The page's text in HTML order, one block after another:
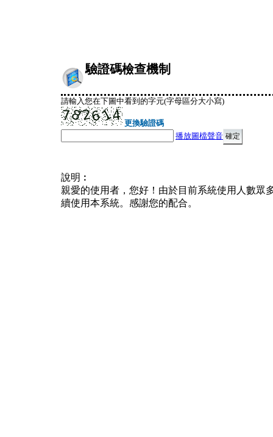
驗證碼檢查機制
請輸入您在下圖中看到的字元(字母區分大小寫)
更換驗證碼
播放圖檔聲音
說明︰
親愛的使用者，您好！由於目前系統使用人數眾
續使用本系統。感謝您的配合。